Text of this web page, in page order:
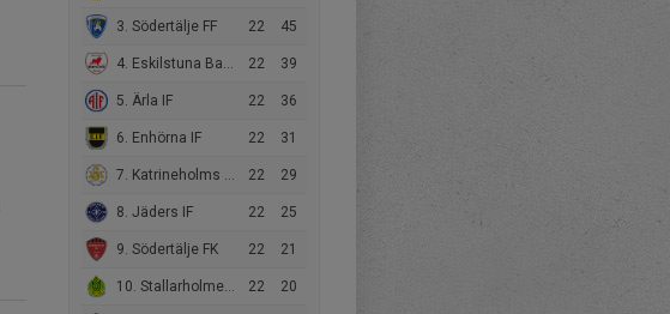
3. Södertälje FF 22 45
4. Eskilstuna Babylon IF 22 39
5. Ärla IF 22 36
6. Enhörna IF 22 31
7. Katrineholms SK FK 22 29
8. Jäders IF 22 25
9. Södertälje FK 22 21
10. Stallarholmens SK 22 20